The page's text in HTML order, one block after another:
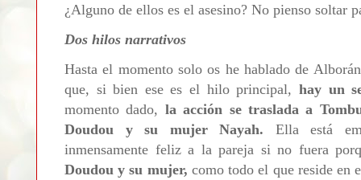
¿Alguno de ellos es el asesino? No pienso soltar
Dos hilos narrativos
Hasta el momento solo os he hablado de
que, si bien ese es el hilo principal, hay un
momento dado, la acción se traslada a
Doudou y su mujer Nayah. Ella está
inmensamente feliz a la pareja si no fuera
Doudou y su mujer, como todo el que reside en